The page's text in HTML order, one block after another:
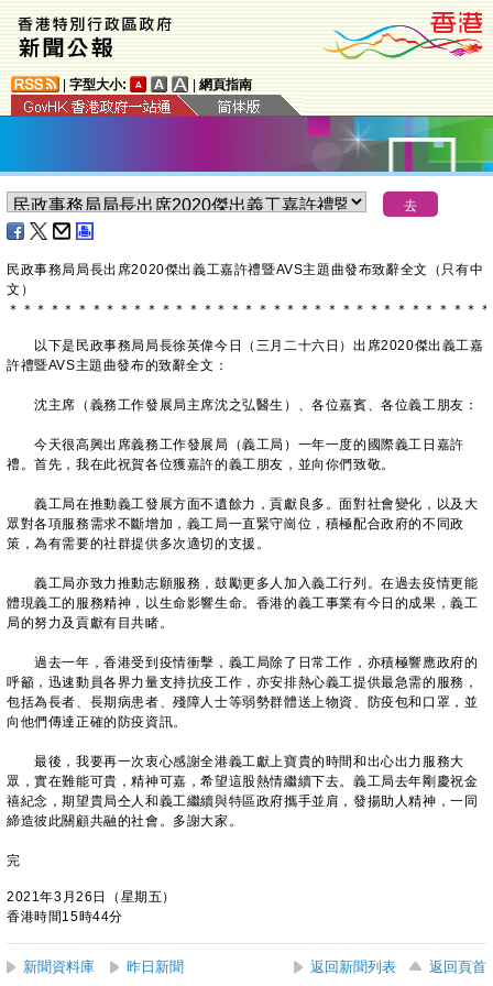
字型大小: 網頁指南
民政事務局局長出席2020傑出義工嘉許禮暨AVS主題曲發布致辭全文（只有中
文）
＊ ＊ ＊ ＊ ＊ ＊ ＊ ＊ ＊ ＊ ＊ ＊ ＊ ＊ ＊ ＊ ＊ ＊ ＊ ＊ ＊ ＊ ＊ ＊ ＊ ＊ ＊ ＊ ＊ ＊ ＊ ＊ ＊ ＊ ＊
以下是民政事務局局長徐英偉今日（三月二十六日）出席2020傑出義工嘉
許禮暨AVS主題曲發布的致辭全文：
沈主席（義務工作發展局主席沈之弘醫生）、各位嘉賓、各位義工朋友：
今天很高興出席義務工作發展局（義工局）一年一度的國際義工日嘉許
禮。首先，我在此祝賀各位獲嘉許的義工朋友，並向你們致敬。
義工局在推動義工發展方面不遺餘力，貢獻良多。面對社會變化，以及大
眾對各項服務需求不斷增加，義工局一直緊守崗位，積極配合政府的不同政
策，為有需要的社群提供多次適切的支援。
義工局亦致力推動志願服務，鼓勵更多人加入義工行列。在過去疫情更能
體現義工的服務精神，以生命影響生命。香港的義工事業有今日的成果，義工
局的努力及貢獻有目共睹。
過去一年，香港受到疫情衝擊，義工局除了日常工作，亦積極響應政府的
呼籲，迅速動員各界力量支持抗疫工作，亦安排熱心義工提供最急需的服務，
包括為長者、長期病患者、殘障人士等弱勢群體送上物資、防疫包和口罩，並
向他們傳達正確的防疫資訊。
最後，我要再一次衷心感謝全港義工獻上寶貴的時間和出心出力服務大
眾，實在難能可貴，精神可嘉，希望這股熱情繼續下去。義工局去年剛慶祝金
禧紀念，期望貴局仝人和義工繼續與特區政府攜手並肩，發揚助人精神，一同
締造彼此關顧共融的社會。多謝大家。
完
2021年3月26日（星期五）
香港時間15時44分
新聞資料庫 昨日新聞 返回新聞列表 返回頁首